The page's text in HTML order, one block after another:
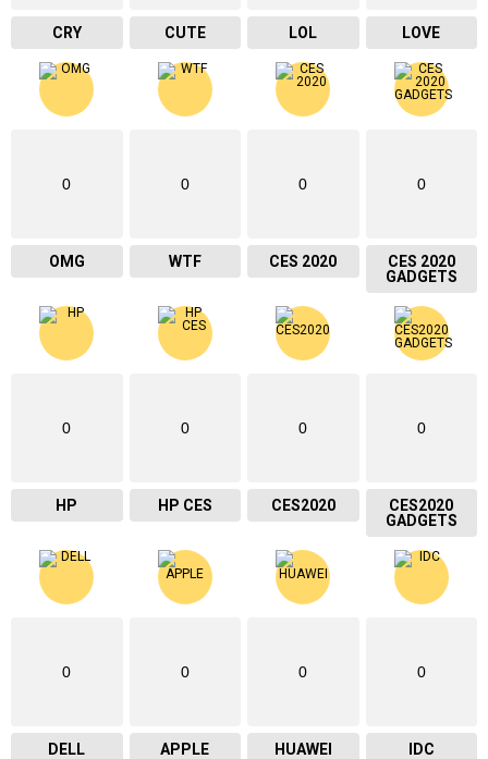
CRY CUTE LOL LOVE
0
OMG
0
WTF
0
CES 2020
0
CES 2020
GADGETS
0
HP
0
HP CES
0
CES2020
0
CES2020
GADGETS
0
DELL
0
APPLE
0
HUAWEI
0
IDC